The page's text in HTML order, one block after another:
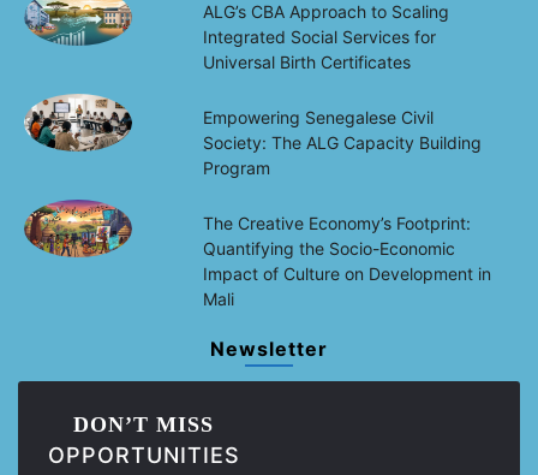
ALG’s CBA Approach to Scaling
Integrated Social Services for
Universal Birth Certificates
Empowering Senegalese Civil
Society: The ALG Capacity Building
Program
The Creative Economy’s Footprint:
Quantifying the Socio-Economic
Impact of Culture on Development in
Mali
Newsletter
DON’T MISS
OPPORTUNITIES